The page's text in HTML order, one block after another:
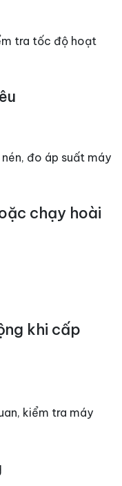
tra tốc độ hoạt
đo áp suất máy
chạy hoài
khi cấp
kiểm tra máy